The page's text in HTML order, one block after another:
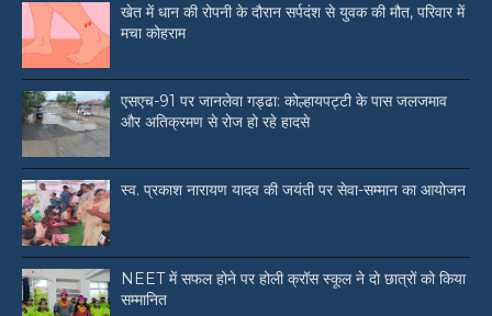
खेत में धान की रोपनी के दौरान सर्पदंश से युवक की मौत, परिवार में
मचा कोहराम
एसएच-91 पर जानलेवा गड्ढा: कोल्हायपट्टी के पास जलजमाव
और अतिक्रमण से रोज हो रहे हादसे
स्व. प्रकाश नारायण यादव की जयंती पर सेवा-सम्मान का आयोजन
NEET में सफल होने पर होली क्रॉस स्कूल ने दो छात्रों को किया
सम्मानित